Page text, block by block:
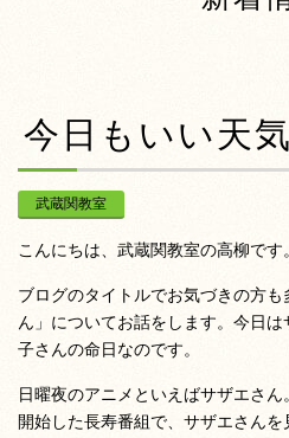
今日もいい天気
武蔵関教室
こんにちは、武蔵関教室の高柳です。
ブログのタイトルでお気づきの方
ん」についてお話をします。今日
子さんの命日なのです。
日曜夜のアニメといえばサザエさ
開始した長寿番組で、サザエさん